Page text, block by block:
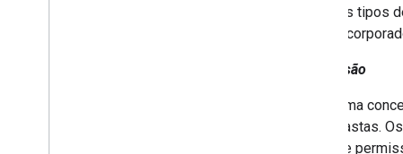
Os tipos
Permissão
Uma
pastas.
de